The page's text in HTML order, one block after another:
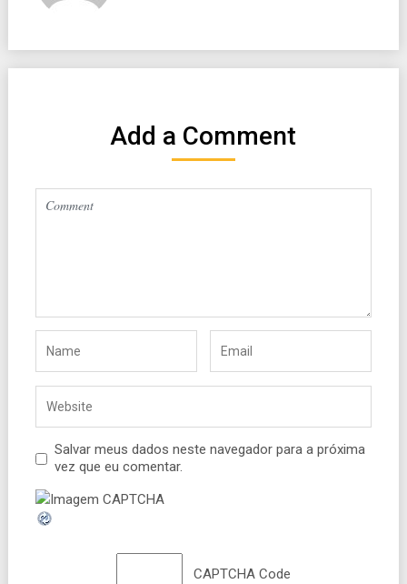
Add a Comment
Salvar meus dados neste navegador para a próxima
vez que eu comentar.
CAPTCHA Code